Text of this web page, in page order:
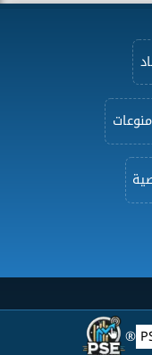
منوعات
®